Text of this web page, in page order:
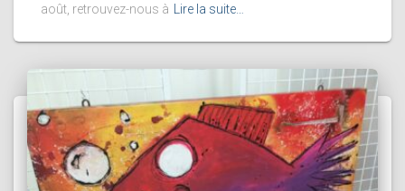
août, retrouvez-nous à
Lire la suite…